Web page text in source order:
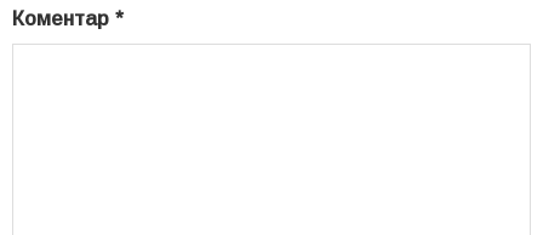
Коментар *